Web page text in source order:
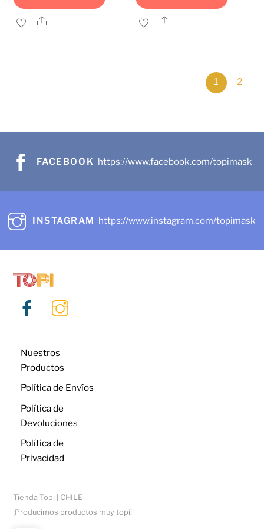
Share Share
1 2
FACEBOOK https://www.facebook.com/topimask
INSTAGRAM https://www.instagram.com/topimask
Nuestros
Productos
Política de Envíos
Política de
Devoluciones
Política de
Privacidad
Tienda Topi | CHILE
¡Producimos productos muy topi!